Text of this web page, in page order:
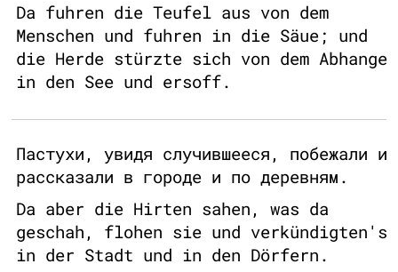
Da fuhren die Teufel aus von dem
Menschen und fuhren in die Säue; und
die Herde stürzte sich von dem Abhange
in den See und ersoff.
Пастухи, увидя случившееся, побежали и
рассказали в городе и по деревням.
Da aber die Hirten sahen, was da
geschah, flohen sie und verkündigten's
in der Stadt und in den Dörfern.